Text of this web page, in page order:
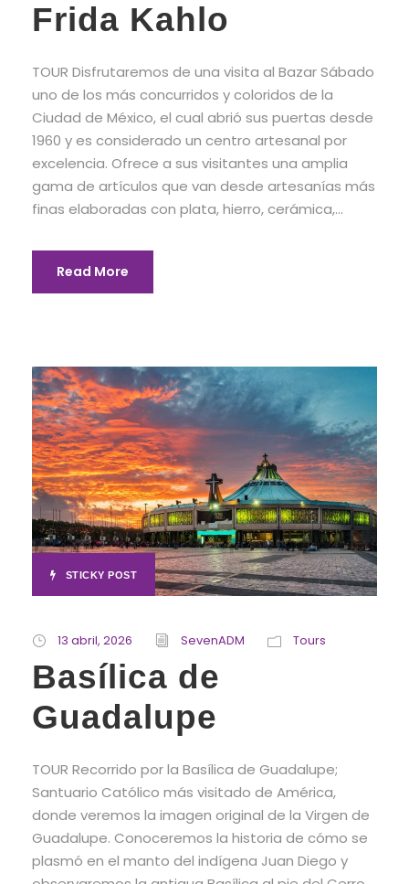
Frida Kahlo
TOUR Disfrutaremos de una visita al Bazar Sábado
uno de los más concurridos y coloridos de la
Ciudad de México, el cual abrió sus puertas desde
1960 y es considerado un centro artesanal por
excelencia. Ofrece a sus visitantes una amplia
gama de artículos que van desde artesanías más
finas elaboradas con plata, hierro, cerámica,...
Read More
STICKY POST
13 abril, 2026 SevenADM Tours
Basílica de
Guadalupe
TOUR Recorrido por la Basílica de Guadalupe;
Santuario Católico más visitado de América,
donde veremos la imagen original de la Virgen de
Guadalupe. Conoceremos la historia de cómo se
plasmó en el manto del indígena Juan Diego y